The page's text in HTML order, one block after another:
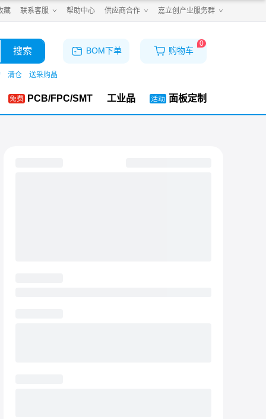
藏 联系客服 帮助中心 供应商合作 嘉立创产业服务群
搜索
清仓 送采购晶
BOM下单 购物车
0
PCB/FPC/SMT 工业品 面板定制